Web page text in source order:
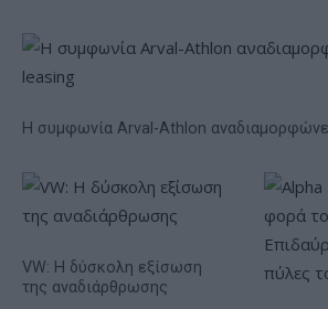
Η συμφωνία Arval-Athlon
VW: Η δύσκολη εξίσωση
της αναδιάρθρωσης